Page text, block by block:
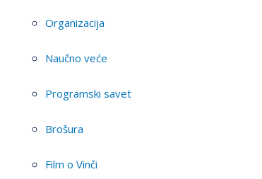
Organizacija
Naučno veće
Programski savet
Brošura
Film o Vinči